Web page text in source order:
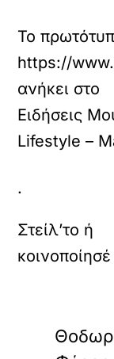
Το
https://
ανήκει στο
Ειδήσεις
Lifestyle –
.